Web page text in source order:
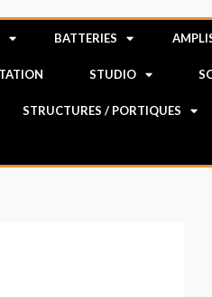
BATTERIES
STUDIO
STRUCTURES / PORTIQUES